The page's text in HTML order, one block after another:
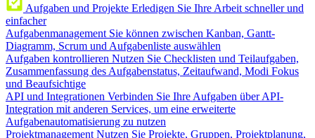
Aufgaben und Projekte Erledigen Sie Ihre Arbeit schneller und
einfacher
Aufgabenmanagement Sie können zwischen Kanban, Gantt-
Diagramm, Scrum und Aufgabenliste auswählen
Aufgaben kontrollieren Nutzen Sie Checklisten und Teilaufgaben,
Zusammenfassung des Aufgabenstatus, Zeitaufwand, Modi Fokus
und Beaufsichtige
API und Integrationen Verbinden Sie Ihre Aufgaben über API-
Integration mit anderen Services, um eine erweiterte
Aufgabenautomatisierung zu nutzen
Projektmanagement Nutzen Sie Projekte, Gruppen, Projektplanung,